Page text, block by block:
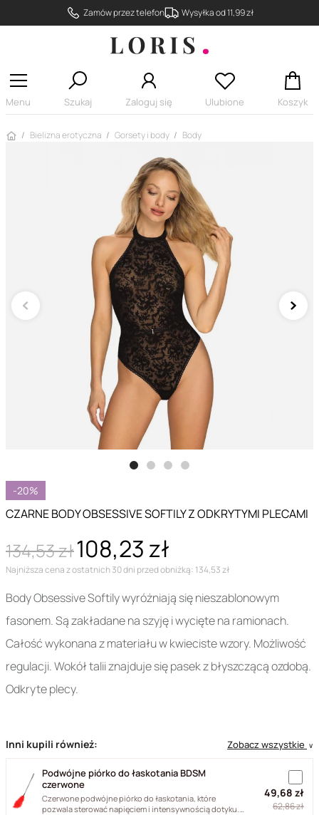
Zamów przez telefon Wysyłka od 11,99 zł
Menu Szukaj Zaloguj się Ulubione Koszyk
Strona główna
Bielizna erotyczna Gorsety i body Body
-20%
CZARNE BODY OBSESSIVE SOFTILY Z ODKRYTYMI PLECAMI
134,53 zł108,23 zł
Najniższa cena z ostatnich 30 dni przed obniżką: 134,53 zł
Body Obsessive Softily wyróżniają się nieszablonowym
fasonem. Są zakładane na szyję i wycięte na ramionach.
Całość wykonana z materiału w kwieciste wzory. Możliwość
regulacji. Wokół talii znajduje się pasek z błyszczącą ozdobą.
Odkryte plecy.
Inni kupili również: Zobacz wszystkie ∨
Podwójne piórko do łaskotania BDSM
czerwone
Czerwone podwójne piórko do łaskotania, które
pozwala sterować napięciem i intensywnością dotyku.
49,68 zł
62,86 zł